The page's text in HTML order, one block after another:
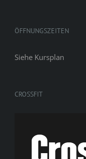
ÖFFNUNGSZEITEN
Siehe Kursplan
CROSSFIT